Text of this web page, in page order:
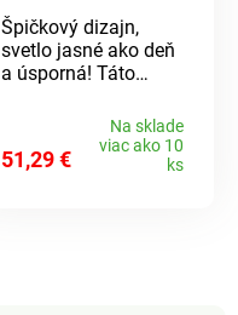
Špičkový dizajn,
svetlo jasné ako deň
a úsporná! Táto
LED Vám bude vždy
poruke: pri čítaní,
písaní, manuálnej
51,29 €
Na sklade
viac ako 10
ks